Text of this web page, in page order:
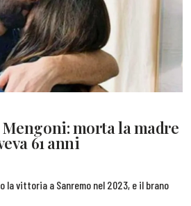
morta la madre
61 anni
la vittoria a Sanremo nel 2023, e il brano